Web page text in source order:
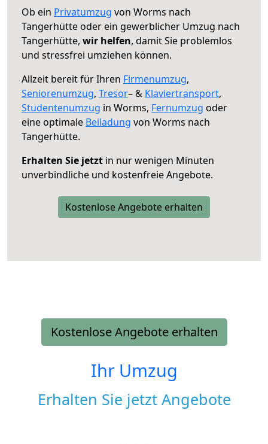
Ob ein Privatumzug von Worms nach
Tangerhütte oder ein gewerblicher Umzug nach
Tangerhütte, wir helfen, damit Sie problemlos
und stressfrei umziehen können.
Allzeit bereit für Ihren Firmenumzug,
Seniorenumzug, Tresor– & Klaviertransport,
Studentenumzug in Worms, Fernumzug oder
eine optimale Beiladung von Worms nach
Tangerhütte.
Erhalten Sie jetzt in nur wenigen Minuten
unverbindliche und kostenfreie Angebote.
Kostenlose Angebote erhalten
Kostenlose Angebote erhalten
Ihr Umzug
Erhalten Sie jetzt Angebote